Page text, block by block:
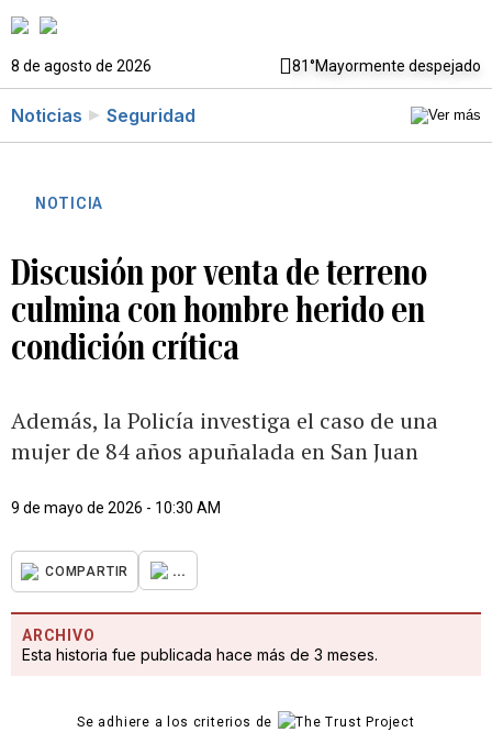
8 de agosto de 2026 81°Mayormente despejado
Noticias Seguridad
NOTICIA
Discusión por venta de terreno
culmina con hombre herido en
condición crítica
Además, la Policía investiga el caso de una
mujer de 84 años apuñalada en San Juan
9 de mayo de 2026 - 10:30 AM
COMPARTIR ...
ARCHIVO
Esta historia fue publicada hace más de 3 meses.
Se adhiere a los criterios de